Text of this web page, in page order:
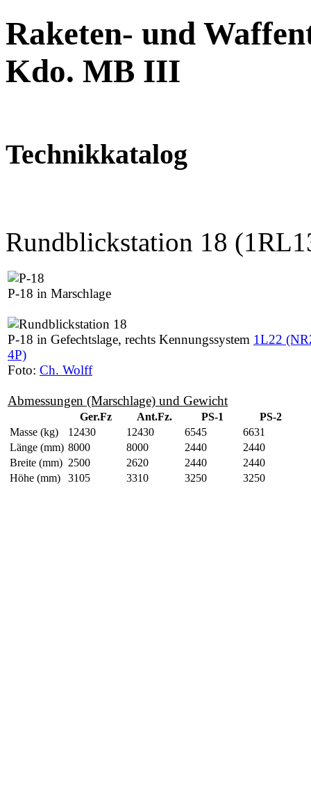
Raketen- und
Kdo. MB III
Technikkatalog
Rundblickstation 18
P-18 in Marschlage
P-18 in Gefechtslage, rechts Kennungssystem 1L22
4P)
Foto: Ch. Wolff
Abmessungen (Marschlage) und Gewicht
Ger.Fz Ant.Fz. PS-1
PS-2
Masse (kg)
12430 12430 6545
6631
Länge (mm) 8000 8000 2440
2440
Breite (mm) 2500 2620 2440
2440
Höhe (mm)
3105 3310 3250 3250